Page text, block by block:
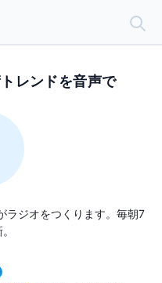
レンドを音声で
ラジオをつくります。毎朝7